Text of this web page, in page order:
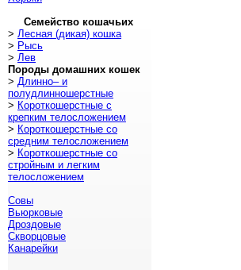
Семейство кошачьих
> Лесная (дикая) кошка
> Рысь
> Лев
Породы домашних кошек
> Длинно– и
полудлинношерстные
> Короткошерстные с
крепким телосложением
> Короткошерстные со
средним телосложением
> Короткошерстные со
стройным и легким
телосложением
Совы
Вьюрковые
Дроздовые
Скворцовые
Канарейки